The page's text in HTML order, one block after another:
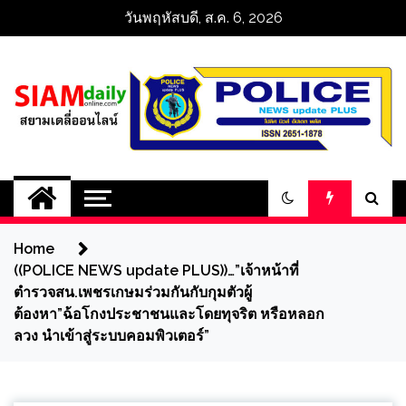
วันพฤหัสบดี, ส.ค. 6, 2026
สยามเดลี่ออนไลน์
SiamDailyOnline
Home
((POLICE NEWS update PLUS))…”เจ้าหน้าที่
ตำรวจสน.เพชรเกษมร่วมกันกับกุมตัวผู้
ต้องหา”ฉ้อโกงประชาชนและโดยทุจริต หรือหลอก
ลวง นำเข้าสู่ระบบคอมพิวเตอร์”